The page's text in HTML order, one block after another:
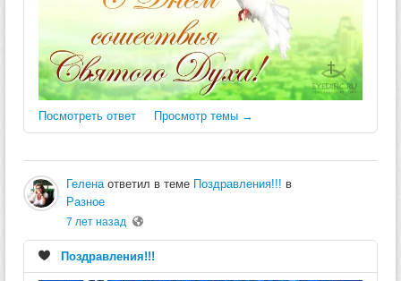
Посмотреть ответ Просмотр темы →
Гелена ответил в теме Поздравления!!! в
Разное
7 лет назад
Поздравления!!!